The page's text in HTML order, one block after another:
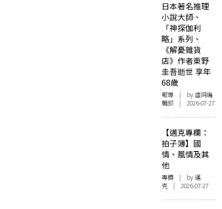
日本著名推理
小說大師、
「神探伽利
略」系列、
《解憂雜貨
店》作者東野
圭吾逝世 享年
68歲
報導 | by 虛詞編
輯部 | 2026-07-27
【邁克專欄：
拍子簿】國
情、風情及其
他
專欄 | by邁
克 | 2026-07-27